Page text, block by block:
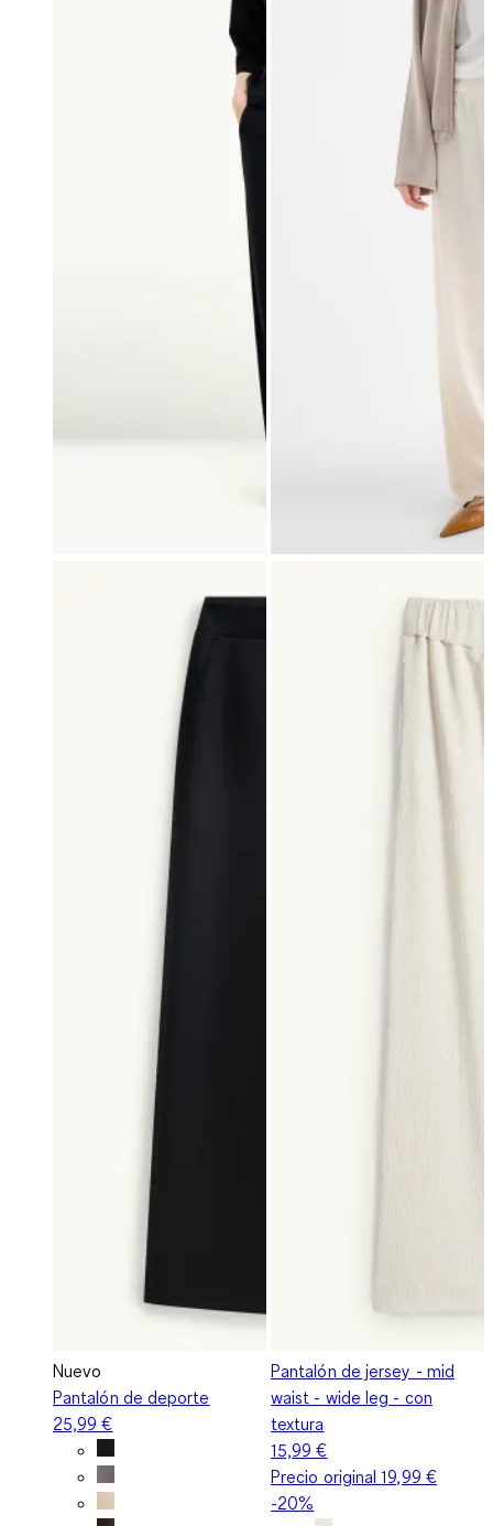
Nuevo
Pantalón de deporte
25,99 €
Pantalón de jersey - mid
waist - wide leg - con
textura
15,99 €
Precio original19,99 €
-20%